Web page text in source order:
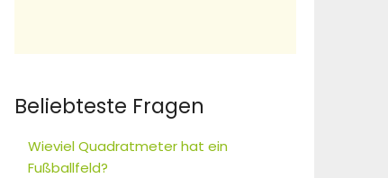
Beliebteste Fragen
Wieviel Quadratmeter hat ein
Fußballfeld?